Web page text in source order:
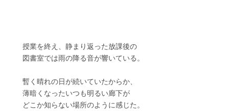
授業を終え、静まり返った放課後の
図書室では雨の降る音が響いている。
暫く晴れの日が続いていたからか、
薄暗くなったいつも明るい廊下が
どこか知らない場所のように感じた。